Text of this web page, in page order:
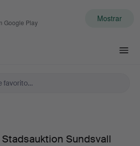
Google Play Mostrar
Sundsvall